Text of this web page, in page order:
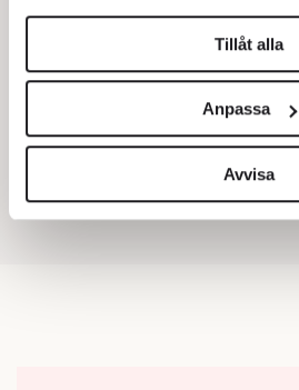
helst från cookie-förklaringen.
Vi använder enhetsidentifierare för
för sociala medier och analysera
vidarebefordrar även sådana
information från din enhet till de
annons- och analysföretag som vi
Dessa kan i sin tur kombinera
Tillåt alla
Anpassa
Avvisa